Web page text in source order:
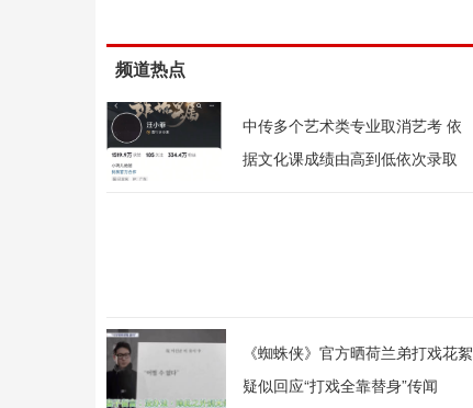
频道热点
中传多个艺术类专业取消艺考 依
据文化课成绩由高到低依次录取
《蜘蛛侠》官方晒荷兰弟打戏花絮
疑似回应“打戏全靠替身”传闻